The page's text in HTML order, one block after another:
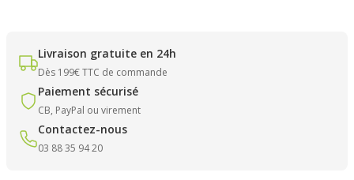
Livraison gratuite en 24h
Dès 199€ TTC de commande
Paiement sécurisé
CB, PayPal ou virement
Contactez-nous
03 88 35 94 20